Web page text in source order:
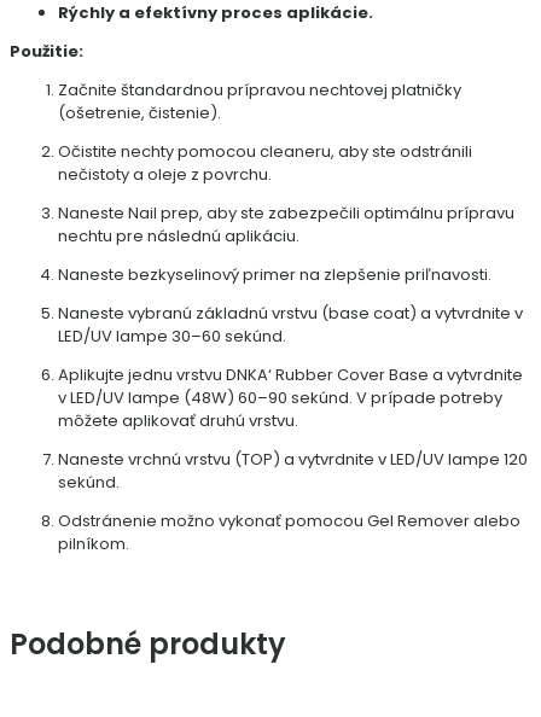
Rýchly a efektívny proces aplikácie.
Použitie:
Začnite štandardnou prípravou nechtovej platničky
(ošetrenie, čistenie).
Očistite nechty pomocou cleaneru, aby ste odstránili
nečistoty a oleje z povrchu.
Naneste Nail prep, aby ste zabezpečili optimálnu prípravu
nechtu pre následnú aplikáciu.
Naneste bezkyselinový primer na zlepšenie priľnavosti.
Naneste vybranú základnú vrstvu (base coat) a vytvrdnite v
LED/UV lampe 30–60 sekúnd.
Aplikujte jednu vrstvu DNKA‘ Rubber Cover Base a vytvrdnite
v LED/UV lampe (48W) 60–90 sekúnd. V prípade potreby
môžete aplikovať druhú vrstvu.
Naneste vrchnú vrstvu (TOP) a vytvrdnite v LED/UV lampe 120
sekúnd.
Odstránenie možno vykonať pomocou Gel Remover alebo
pilníkom.
Podobné produkty